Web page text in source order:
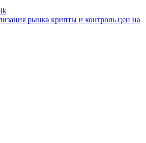
рынка крипты и контроль цен на